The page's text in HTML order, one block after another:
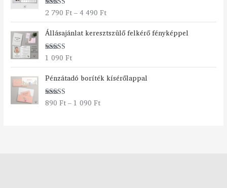
Értékelés:
2 790Ft – 4 490Ftr
t
o
n
y
Állásajánlat keresztszülő felkérő fényképpel
Értékelés:
1 090Ft
Pénzátadó boríték kísérőlappal
Értékelés:
890Ft – 1 090Ft
Á
r
a